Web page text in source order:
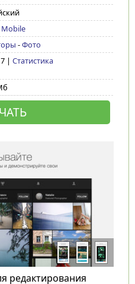
Mobile
-Фото
| Статистика
редактирования